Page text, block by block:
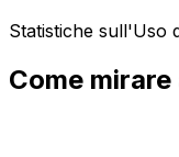
Statistiche sull'Uso
Come